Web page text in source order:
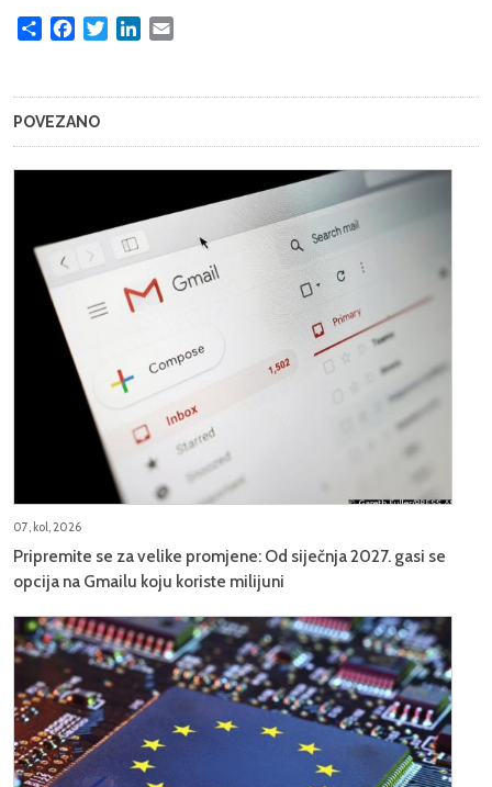
Share FacebookTwitterLinkedIn
POVEZANO
07, kol, 2026
Pripremite se za velike promjene: Od siječnja 2027. gasi se
opcija na Gmailu koju koriste milijuni